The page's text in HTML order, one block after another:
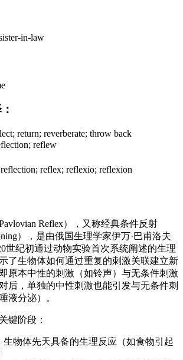
in-law
return; reverberate; throw back
reflew
reflex; reflexio; reflexion
Reflex），又称经典条件反射
），是由俄国生理学家伊万·巴甫洛夫
世纪初通过动物实验首次系统阐述的生理
了生物体如何通过重复的刺激关联建立新
原本中性的刺激（如铃声）与无条件刺激
后，单独的中性刺激也能引发与无条件刺
液分泌）。
键阶段：
生物体先天具备的生理反应（如食物引起